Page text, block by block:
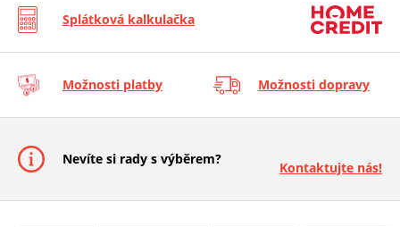
Splátková kalkulačka
Možnosti platby Možnosti dopravy
Nevíte si rady s výběrem?
Kontaktujte nás!